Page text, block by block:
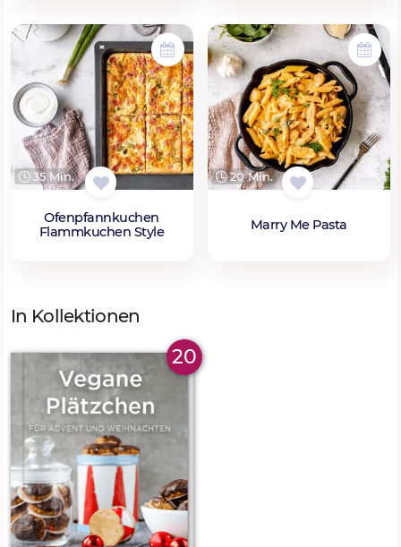
35 Min.
Ofenpfannkuchen
Flammkuchen Style
20 Min.
Marry Me Pasta
In Kollektionen
20